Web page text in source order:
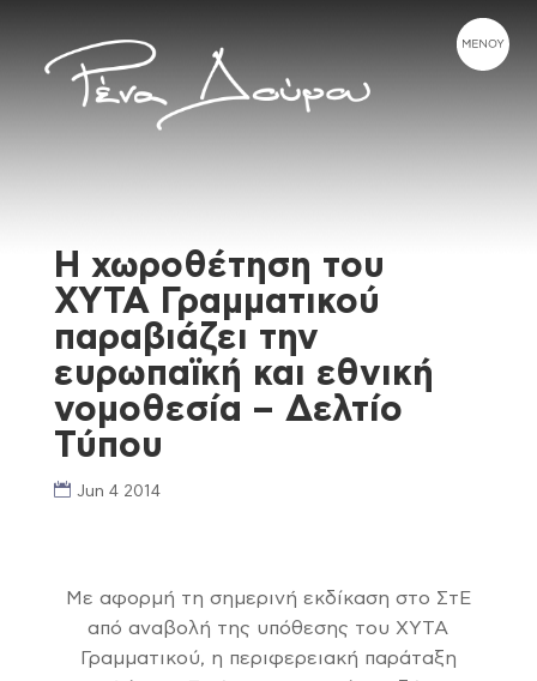
Η χωροθέτηση του
ΧΥΤΑ Γραμματικού
παραβιάζει την
ευρωπαϊκή και εθνική
νομοθεσία – Δελτίο
Τύπου
Jun 4 2014
Με αφορμή τη σημερινή εκδίκαση στο ΣτΕ
από αναβολή της υπόθεσης του ΧΥΤΑ
Γραμματικού, η περιφερειακή παράταξη